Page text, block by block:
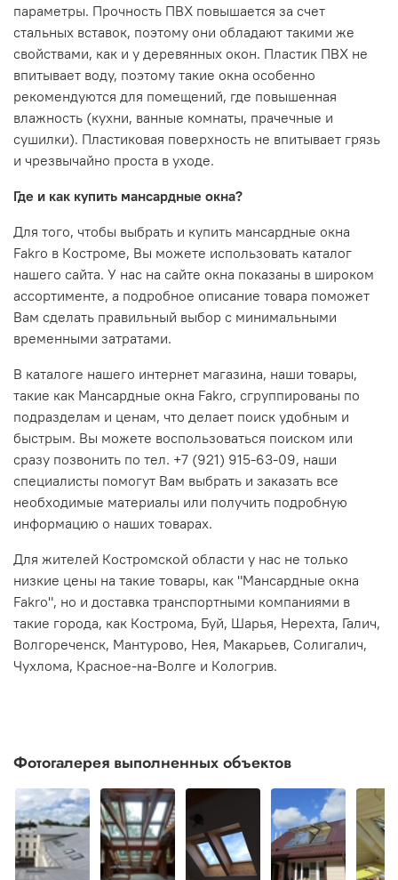
параметры. Прочность ПВХ повышается за счет
стальных вставок, поэтому они обладают такими же
свойствами, как и у деревянных окон. Пластик ПВХ не
впитывает воду, поэтому такие окна особенно
рекомендуются для помещений, где повышенная
влажность (кухни, ванные комнаты, прачечные и
сушилки). Пластиковая поверхность не впитывает грязь
и чрезвычайно проста в уходе.
Где и как купить мансардные окна?
Для того, чтобы выбрать и купить мансардные окна
Fakro в Костроме, Вы можете использовать каталог
нашего сайта. У нас на сайте окна показаны в широком
ассортименте, а подробное описание товара поможет
Вам сделать правильный выбор с минимальными
временными затратами.
В каталоге нашего интернет магазина, наши товары,
такие как Мансардные окна Fakro, сгруппированы по
подразделам и ценам, что делает поиск удобным и
быстрым. Вы можете воспользоваться поиском или
сразу позвонить по тел. +7 (921) 915-63-09, наши
специалисты помогут Вам выбрать и заказать все
необходимые материалы или получить подробную
информацию о наших товарах.
Для жителей Костромской области у нас не только
низкие цены на такие товары, как "Мансардные окна
Fakro", но и доставка транспортными компаниями в
такие города, как Кострома, Буй, Шарья, Нерехта, Галич,
Волгореченск, Мантурово, Нея, Макарьев, Солигалич,
Чухлома, Красное-на-Волге и Кологрив.
Фотогалерея выполненных объектов